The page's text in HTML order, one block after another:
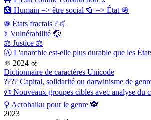
🏥 Humain => être social 🍻 => État 🪖
֎ États fractals ? ௺
⚕ Vulnérabilité 🤕
⚖️ Justice ⚖
Ⓐ L'anarchie est-elle plus durable que les
⚛ 2024 ☣
Dictionnaire de caractères Unicode
???? Capital, solidarité ou darwinisme de
🕫 Nouveaux groupes cibles avec analyse du
⚲ Acrohaiku pour le genre 🙈
2023